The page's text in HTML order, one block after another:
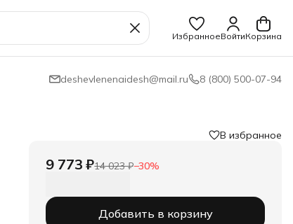
ИзбранноеВойтиКорзина
deshevlenenaidesh@mail.ru 8 (800) 500-07-94
В избранное
9 773 ₽14 023 ₽−30%
Добавить в корзину